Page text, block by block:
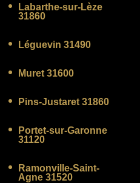
Labarthe-sur-Lèze
31860
Léguevin 31490
Muret 31600
Pins-Justaret 31860
Portet-sur-Garonne
31120
Ramonville-Saint-
Agne 31520